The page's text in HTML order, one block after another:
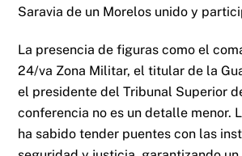
Saravia de un Morelos unido y
La presencia de figuras como el
24/va Zona Militar, el titular de la
el presidente del Tribunal Superior
conferencia no es un detalle menor.
ha sabido tender puentes con las